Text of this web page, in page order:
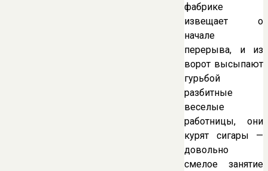
фабрике
извещает о
начале
перерыва, и из
ворот высыпают
гурьбой
разбитные
веселые
работницы, они
курят сигары —
довольно
смелое занятие